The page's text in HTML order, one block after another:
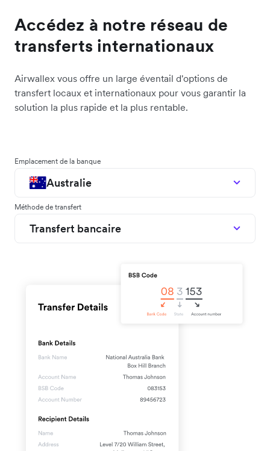
Accédez à notre réseau de
transferts internationaux
Airwallex vous offre un large éventail d'options de
transfert locaux et internationaux pour vous garantir la
solution la plus rapide et la plus rentable.
Emplacement de la banque
Australie
Méthode de transfert
Transfert bancaire